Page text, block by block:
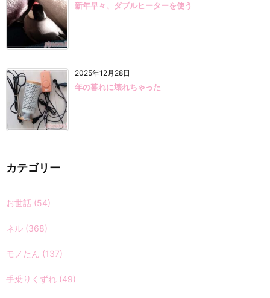
新年早々、ダブルヒーターを使う
2025年12月28日
年の暮れに壊れちゃった
カテゴリー
お世話 (54)
ネル (368)
モノたん (137)
手乗りくずれ (49)